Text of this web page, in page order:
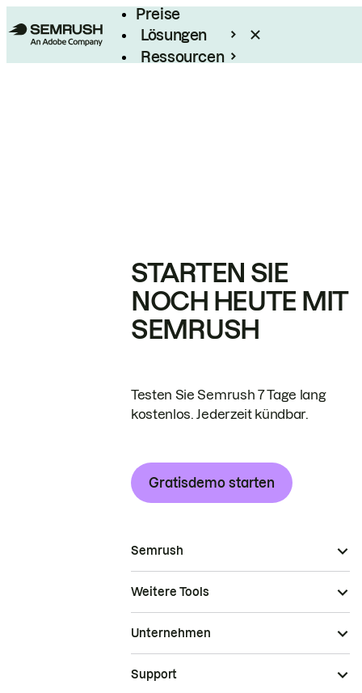
Preise
Lösungen
Ressourcen
STARTEN SIE
NOCH HEUTE MIT
SEMRUSH
Testen Sie Semrush 7 Tage lang
kostenlos. Jederzeit kündbar.
Gratisdemo starten
Semrush
Weitere Tools
Unternehmen
Support